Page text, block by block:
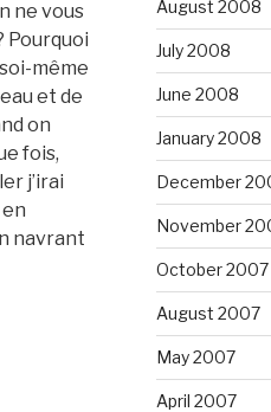
ne vous
Pourquoi
même
et de
on
fois,
j’irai
navrant
August 2008
July 2008
June 2008
January 2008
December
November
October 2007
August 2007
May 2007
April 2007